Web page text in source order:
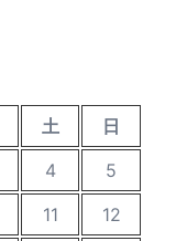
土
日
4
5
11
12